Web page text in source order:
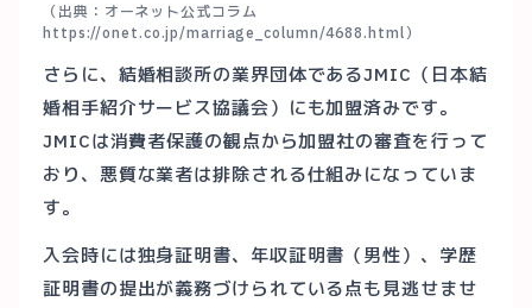
（出典：オーネット公式コラム
https://onet.co.jp/marriage_column/4688.html）
さらに、結婚相談所の業界団体であるJMIC（日本結
婚相手紹介サービス協議会）にも加盟済みです。
JMICは消費者保護の観点から加盟社の審査を行って
おり、悪質な業者は排除される仕組みになっていま
す。
入会時には独身証明書、年収証明書（男性）、学歴
証明書の提出が義務づけられている点も見逃せませ